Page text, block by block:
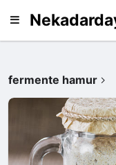
fermente hamur